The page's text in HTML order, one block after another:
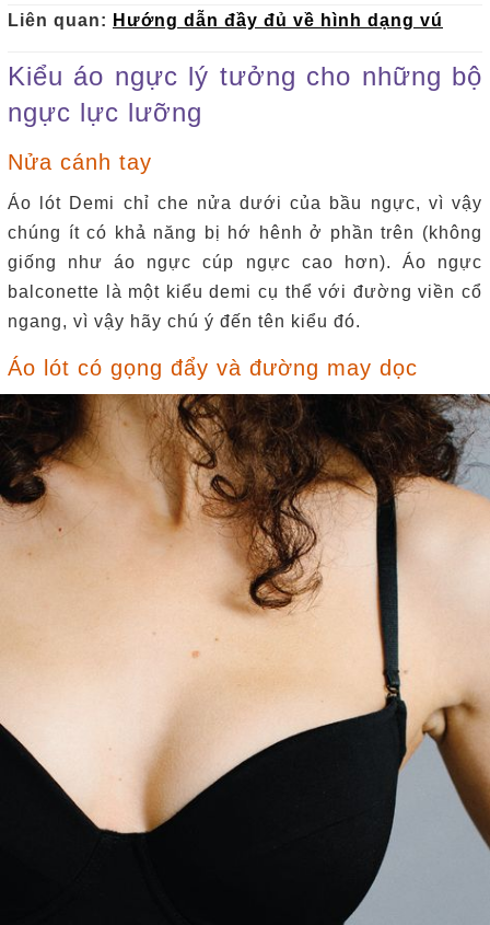
Liên quan: Hướng dẫn đầy đủ về hình dạng vú
Kiểu áo ngực lý tưởng cho những bộ
ngực lực lưỡng
Nửa cánh tay
Áo lót Demi chỉ che nửa dưới của bầu ngực, vì vậy
chúng ít có khả năng bị hớ hênh ở phần trên (không
giống như áo ngực cúp ngực cao hơn). Áo ngực
balconette là một kiểu demi cụ thể với đường viền cổ
ngang, vì vậy hãy chú ý đến tên kiểu đó.
Áo lót có gọng đẩy và đường may dọc